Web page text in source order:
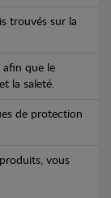
trouvés sur la
afin que le
la saleté.
de protection
vous